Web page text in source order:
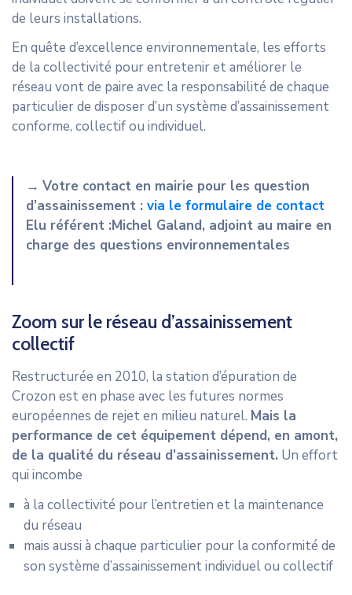
de leurs installations.
En quête d’excellence environnementale, les efforts
de la collectivité pour entretenir et améliorer le
réseau vont de paire avec la responsabilité de chaque
particulier de disposer d’un système d’assainissement
conforme, collectif ou individuel.
→ Votre contact en mairie pour les question
d’assainissement : via le formulaire de contact
Elu référent :Michel Galand, adjoint au maire en
charge des questions environnementales
Zoom sur le réseau d’assainissement
collectif
Restructurée en 2010, la station d’épuration de
Crozon est en phase avec les futures normes
européennes de rejet en milieu naturel. Mais la
performance de cet équipement dépend, en amont,
de la qualité du réseau d’assainissement. Un effort
qui incombe
à la collectivité pour l’entretien et la maintenance
du réseau
mais aussi à chaque particulier pour la conformité de
son système d’assainissement individuel ou collectif